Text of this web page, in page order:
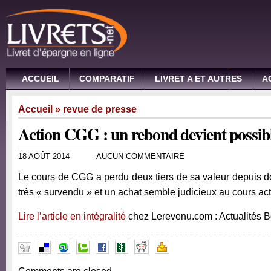
ACCUEIL COMPARATIF LIVRET A ET AUTRES
Accueil » revue de presse
Action CGG : un rebond devient
18 AOÛT 2014 AUCUN COMMENTAIRE
Le cours de CGG a perdu deux tiers de sa valeur depuis
très « survendu » et un achat semble judicieux au cours
Lire l’article en intégralité chez Lerevenu.com : Actualités